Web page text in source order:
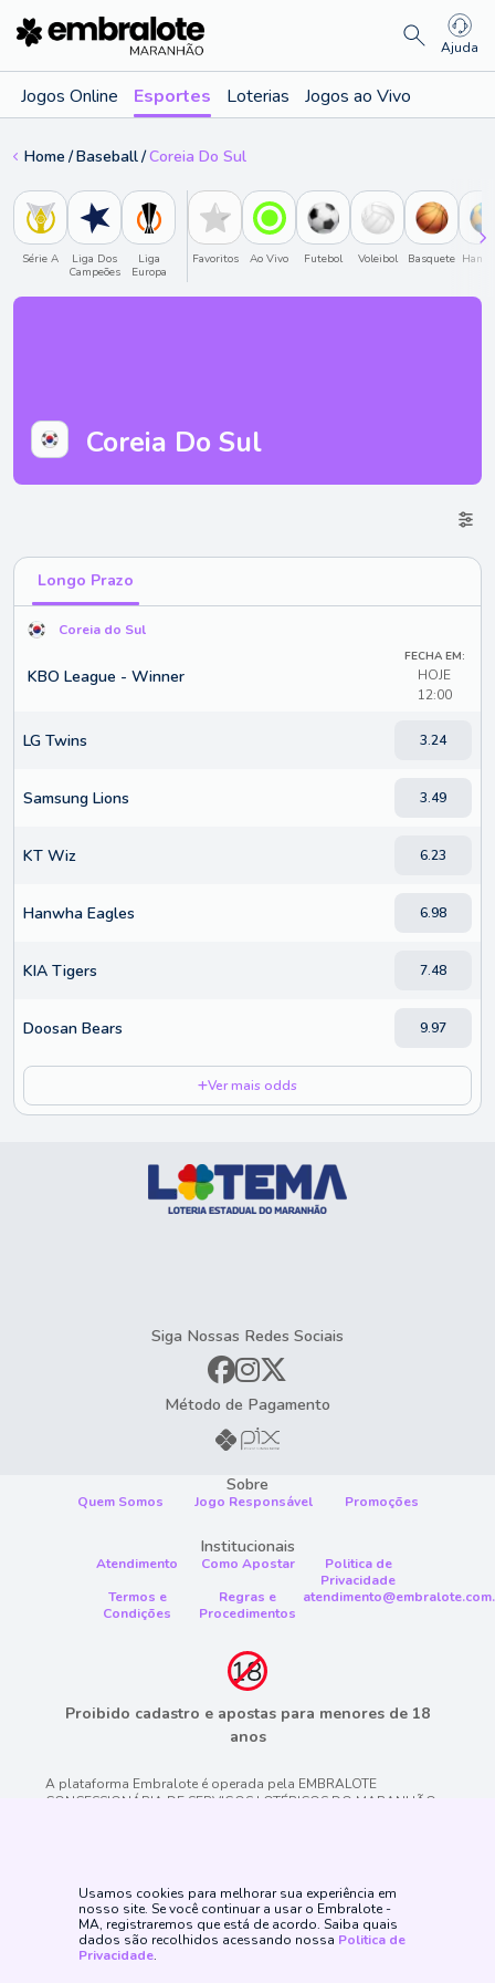
Ajuda
Jogos Online Esportes Loterias Jogos ao Vivo
Home Baseball Coreia Do Sul
Série A
Liga Dos
Campeões
Liga
Europa
Favoritos Ao Vivo Futebol Voleibol Basquete
Coreia Do Sul
Longo Prazo
Coreia do Sul
KBO League - Winner
FECHA EM:
12:00
HOJE
LG Twins 3.24
Samsung Lions 3.49
KT Wiz 6.23
Hanwha Eagles 6.98
KIA Tigers 7.48
Doosan Bears 9.97
Ver mais odds
Usamos cookies para melhorar sua experiência em
nosso site. Se você continuar a usar o Embralote -
MA, registraremos que está de acordo. Saiba quais
dados são recolhidos acessando nossa Politica de
Privacidade.
Siga Nossas Redes Sociais
Método de Pagamento
Sobre
Quem Somos Jogo Responsável Promoções
Institucionais
Atendimento Como Apostar
Politica de
Privacidade
Termos e
Condições
Regras e
Procedimentos
Proibido cadastro e apostas para menores de 18
anos
A plataforma Embralote é operada pela EMBRALOTE
CONCESSIONÁRIA DE SERVIÇOS LOTÉRICOS DO MARANHÃO
CONTRATO N°07/2024/DL/MAPA. emitido pela LOTEMA. Jogo é
proibido a menores de 18 anos, oferece risco de grandes perdas
financeiras e em excesso podem causar riscos à saúde. Veja
nossa página de Jogo Responsável para mais detalhes e as
ferramentas disponíveis. Jogue com responsabilidade.